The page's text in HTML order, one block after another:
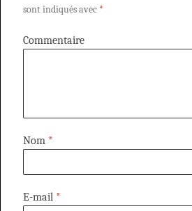
sont indiqués avec *
Commentaire
Nom *
E-mail *